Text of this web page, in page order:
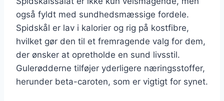
også fyldt med sundhedsmæssige fordele.
Spidskål er lav i kalorier og rig på kostfibre,
hvilket gør den til et fremragende valg for dem,
der ønsker at opretholde en sund livsstil.
Gulerødderne tilføjer yderligere næringsstoffer,
herunder beta-caroten, som er vigtigt for synet.